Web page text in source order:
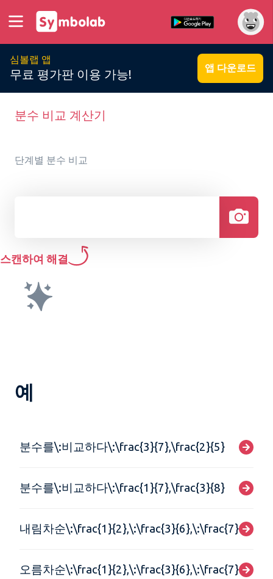
심볼랩 앱
무료 평가판 이용 가능! 앱 다운로드
분수 비교 계산기
단계별 분수 비교
스캔하여 해결
예
분수를\:비교하다\:\frac{3}{7},\frac{2}{5}
분수를\:비교하다\:\frac{1}{7},\frac{3}{8}
내림차순\:\frac{1}{2},\:\frac{3}{6},\:\frac{7}{2}
오름차순\:\frac{1}{2},\:\frac{3}{6},\:\frac{7}{3}